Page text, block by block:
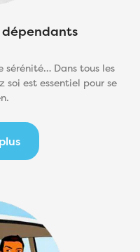
dépendants
Dans tous les
soi est essentiel pour se